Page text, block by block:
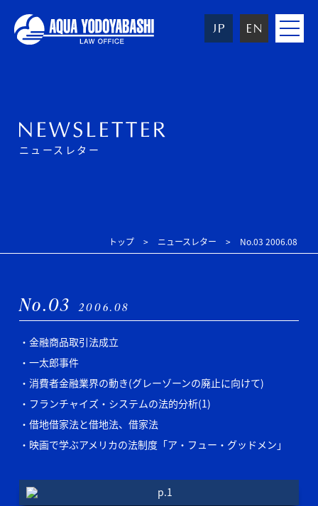
toggle
ニュースレター
トップ ニュースレター No.03 2006.08
No.03 2006.08
金融商品取引法成立
一太郎事件
消費者金融業界の動き(グレーゾーンの廃止に向けて)
フランチャイズ・システムの法的分析(1)
借地借家法と借地法、借家法
映画で学ぶアメリカの法制度「ア・フュー・グッドメン」